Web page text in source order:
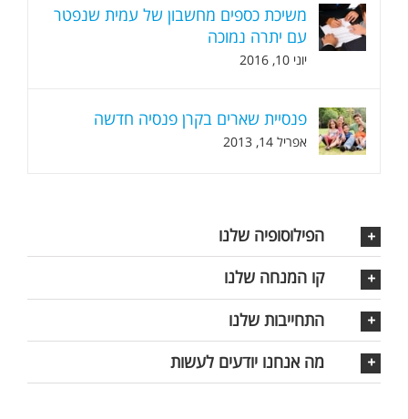
משיכת כספים מחשבון של עמית שנפטר
עם יתרה נמוכה
יוני 10, 2016
פנסיית שארים בקרן פנסיה חדשה
אפריל 14, 2013
הפילוסופיה שלנו
קו המנחה שלנו
התחייבות שלנו
מה אנחנו יודעים לעשות